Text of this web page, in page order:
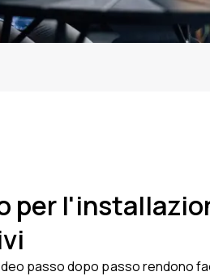
per
passo dopo passo rendono